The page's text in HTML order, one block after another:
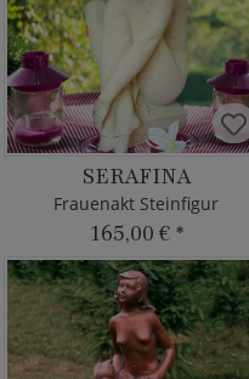
SERAFINA
Frauenakt Steinfigur
165,00 € *